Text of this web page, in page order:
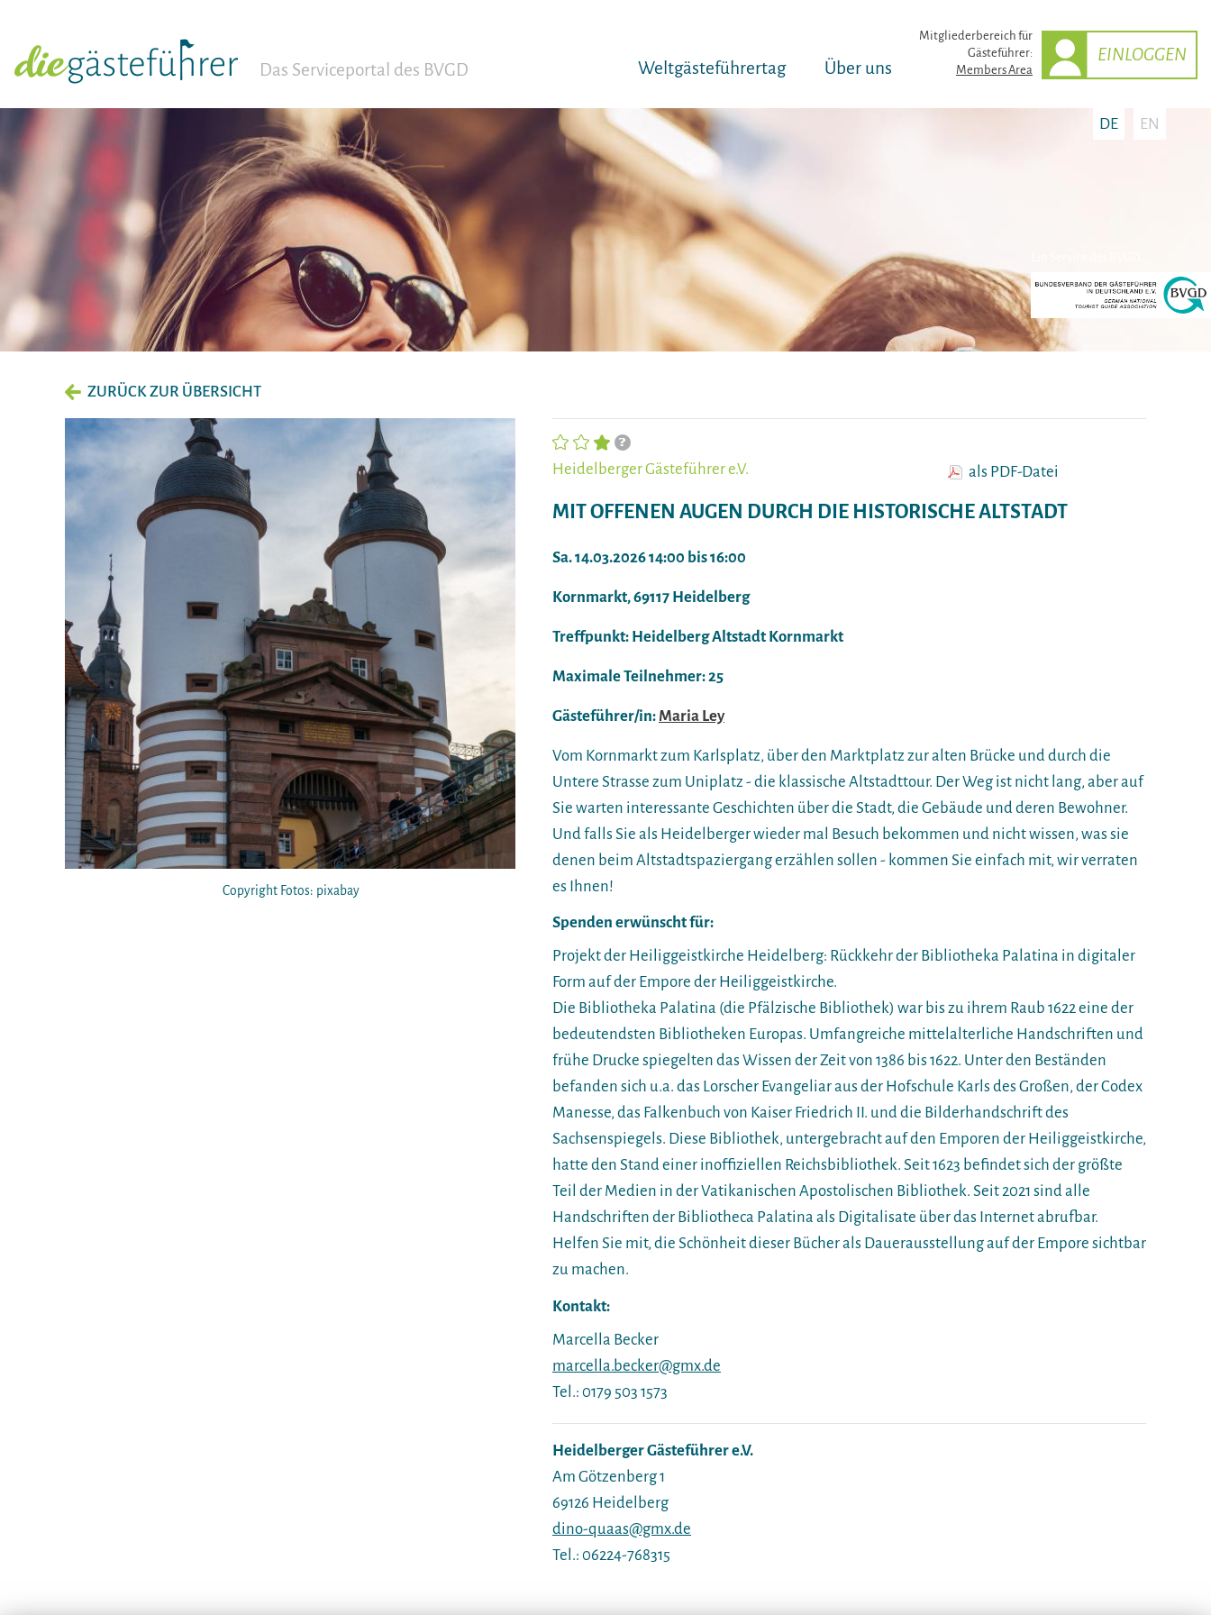
Das Serviceportal des BVGD Weltgäst­eführertag Über uns
Mitglieder­bereich für
Gästeführer:
Members Area
EINLOGGEN
DE EN
ZURÜCK ZUR ÜBERSICHT
Copyright Fotos: pixabay
als PDF-Datei
Heidelberger Gästeführer e.V.
MIT OFFENEN AUGEN DURCH DIE HISTORISCHE ALTSTADT
Sa. 14.03.2026 14:00 bis 16:00
Kornmarkt, 69117 Heidelberg
Treffpunkt: Heidelberg Altstadt Kornmarkt
Maximale Teilnehmer: 25
Gästeführer/in: Maria Ley
Vom Kornmarkt zum Karlsplatz, über den Marktplatz zur alten Brücke und durch die
Untere Strasse zum Uniplatz - die klassische Altstadttour. Der Weg ist nicht lang, aber auf
Sie warten interessante Geschichten über die Stadt, die Gebäude und deren Bewohner.
Und falls Sie als Heidelberger wieder mal Besuch bekommen und nicht wissen, was sie
denen beim Altstadtspaziergang erzählen sollen - kommen Sie einfach mit, wir verraten
es Ihnen!
Spenden erwünscht für:
Projekt der Heiliggeistkirche Heidelberg: Rückkehr der Bibliotheka Palatina in digitaler
Form auf der Empore der Heiliggeistkirche.
Die Bibliotheka Palatina (die Pfälzische Bibliothek) war bis zu ihrem Raub 1622 eine der
bedeutendsten Bibliotheken Europas. Umfangreiche mittelalterliche Handschriften und
frühe Drucke spiegelten das Wissen der Zeit von 1386 bis 1622. Unter den Beständen
befanden sich u.a. das Lorscher Evangeliar aus der Hofschule Karls des Großen, der Codex
Manesse, das Falkenbuch von Kaiser Friedrich II. und die Bilderhandschrift des
Sachsenspiegels. Diese Bibliothek, untergebracht auf den Emporen der Heiliggeistkirche,
hatte den Stand einer inoffiziellen Reichsbibliothek. Seit 1623 befindet sich der größte
Teil der Medien in der Vatikanischen Apostolischen Bibliothek. Seit 2021 sind alle
Handschriften der Bibliotheca Palatina als Digitalisate über das Internet abrufbar.
Helfen Sie mit, die Schönheit dieser Bücher als Dauerausstellung auf der Empore sichtbar
zu machen.
Kontakt:
Marcella Becker
marcella.becker@gmx.de
Tel.: 0179 503 1573
Heidelberger Gästeführer e.V.
Am Götzenberg 1
69126 Heidelberg
dino-quaas@gmx.de
Tel.: 06224-768315